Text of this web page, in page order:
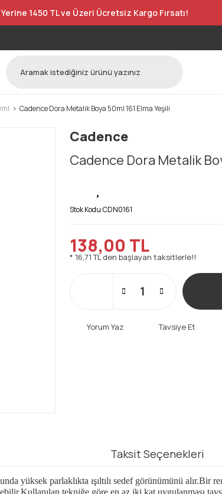
1450 TL ve Üzeri Ücretsiz Kargo Fırsatı!
Cadence Dora Metalik Boya 50ml 161 Elma Yeşili
Cadence
Cadence Dora Metalik
Stok Kodu:CDN0161
138,00 TL
* 16,71 TL den başlayan taksitlerle!!
Yorum Yaz Tavsiye Et
Taksit Seçenekleri
yüksek parlaklıkta ışıltılı sedef görünümünü alır.Bir
tekniğe göre en az iki kat uygulanması